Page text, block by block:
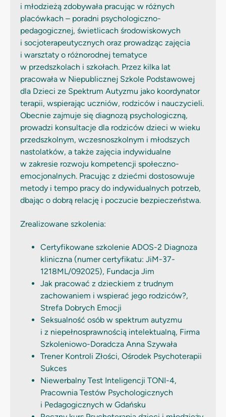
i młodzieżą zdobywała pracując w różnych
placówkach – poradni psychologiczno-
pedagogicznej, świetlicach środowiskowych
i socjoterapeutycznych oraz prowadząc zajęcia
i warsztaty o różnorodnej tematyce
w przedszkolach i szkołach. Przez kilka lat
pracowała w Niepublicznej Szkole Podstawowej
dla Dzieci ze Spektrum Autyzmu jako koordynator
terapii, wspierając uczniów, rodziców i nauczycieli.
Obecnie zajmuje się diagnozą psychologiczną,
prowadzi konsultacje dla rodziców dzieci w wieku
przedszkolnym, wczesnoszkolnym i młodszych
nastolatków, a także zajęcia indywidualne
w zakresie rozwoju kompetencji społeczno-
emocjonalnych. Pracując z dziećmi dostosowuje
metody i tempo pracy do indywidualnych potrzeb,
dbając o dobrą relację i poczucie bezpieczeństwa.
Zrealizowane szkolenia:
Certyfikowane szkolenie ADOS-2 Diagnoza
kliniczna (numer certyfikatu: JiM-37-
1218ML/092025), Fundacja Jim
Jak pracować z dzieckiem z trudnym
zachowaniem i wspierać jego rodziców?,
Strefa Dobrych Emocji
Seksualność osób w spektrum autyzmu
i z niepełnosprawnością intelektualną, Firma
Szkoleniowo-Doradcza Anna Szywała
Trener Kontroli Złości, Ośrodek Psychoterapii
Sukces
Niewerbalny Test Inteligencji TONI-4,
Pracownia Testów Psychologicznych
i Pedagogicznych w Gdańsku